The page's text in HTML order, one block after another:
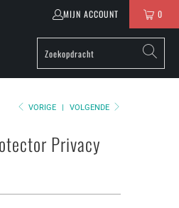
MIJN ACCOUNT 0
VORIGE | VOLGENDE
Privacy